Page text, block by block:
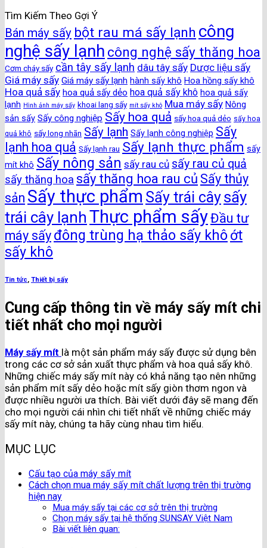
Tìm Kiếm Theo Gợi Ý
Bán máy sấy bột rau má sấy lạnh công
nghệ sấy lạnh công nghệ sấy thăng hoa
Cơm cháy sấy cần tây sấy lạnh dâu tây sấy Dược liệu sấy
Giá máy sấy Giá máy sấy lạnh hành sấy khô Hoa hồng sấy khô
Hoa quả sấy hoa quả sấy dẻo hoa quả sấy khô hoa quả sấy
lạnh Hình ảnh máy sấy khoai lang sấy mít sấy khô Mua máy sấy Nông
sản sấy Sấy công nghiệp Sấy hoa quả sấy hoa quả dẻo sấy hoa
quả khô sấy long nhãn Sấy lạnh Sấy lạnh công nghiệp Sấy
lạnh hoa quả Sấy lạnh rau Sấy lạnh thực phẩm sấy
mít khô Sấy nông sản sấy rau củ sấy rau củ quả
sấy thăng hoa sấy thăng hoa rau củ Sấy thủy
sản Sấy thực phẩm Sấy trái câysấy
trái cây lạnh Thực phẩm sấyĐầu tư
máy sấy đông trùng hạ thảo sấy khôớt
sấy khô
Tin tức, Thiết bị sấy
Cung cấp thông tin về máy sấy mít chi
tiết nhất cho mọi người
Máy sấy mít là một sản phẩm máy sấy được sử dụng bên
trong các cơ sở sản xuất thực phẩm và hoa quả sấy khô.
Những chiếc máy sấy mít này có khả năng tạo nên những
sản phẩm mít sấy dẻo hoặc mít sấy giòn thơm ngon và
được nhiều người ưa thích. Bài viết dưới đây sẽ mang đến
cho mọi người cái nhìn chi tiết nhất về những chiếc máy
sấy mít này, chúng ta hãy cùng nhau tìm hiểu.
MỤC LỤC
Cấu tạo của máy sấy mít
Cách chọn mua máy sấy mít chất lượng trên thị trường
hiện nay
Mua máy sấy tại các cơ sở trên thị trường
Chọn máy sấy tại hệ thống SUNSAY Việt Nam
Bài viết liên quan: